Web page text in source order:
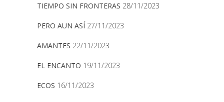
TIEMPO SIN FRONTERAS 28/11/2023
PERO AUN ASÍ 27/11/2023
AMANTES 22/11/2023
EL ENCANTO 19/11/2023
ECOS 16/11/2023